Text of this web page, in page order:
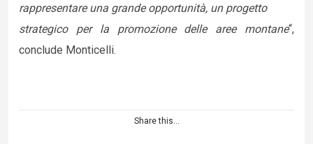
rappresentare una grande opportunità, un progetto
strategico per la promozione delle aree montane“,
conclude Monticelli.
Share this...